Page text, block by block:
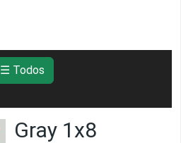
☰ Todos
Gray 1x8